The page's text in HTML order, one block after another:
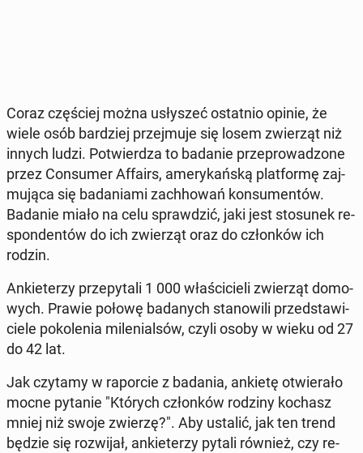
Coraz czę­ściej można usły­szeć ostat­nio opinie, że
wiele osób bar­dziej przej­mu­je się losem zwie­rząt niż
innych ludzi. Po­twier­dza to badanie prze­pro­wa­dzo­ne
przez Con­su­mer Affairs, ame­ry­kań­ską plat­for­mę zaj­
mu­ją­ca się ba­da­nia­mi za­ch­ho­wań kon­su­men­tów.
Badanie miało na celu spraw­dzić, jaki jest sto­su­nek re­
spon­den­tów do ich zwie­rząt oraz do człon­ków ich
rodzin.
An­kie­te­rzy prze­py­ta­li 1 000 wła­ści­cie­li zwie­rząt do­mo­
wych. Prawie połowę ba­da­nych sta­no­wi­li przed­sta­wi­
cie­le po­ko­le­nia mi­le­nial­sów, czyli osoby w wieku od 27
do 42 lat.
Jak czytamy w ra­por­cie z badania, ankietę otwie­ra­ło
mocne pytanie "Których człon­ków rodziny kochasz
mniej niż swoje zwierzę?". Aby ustalić, jak ten trend
będzie się roz­wi­jał, an­kie­te­rzy pytali również, czy re­